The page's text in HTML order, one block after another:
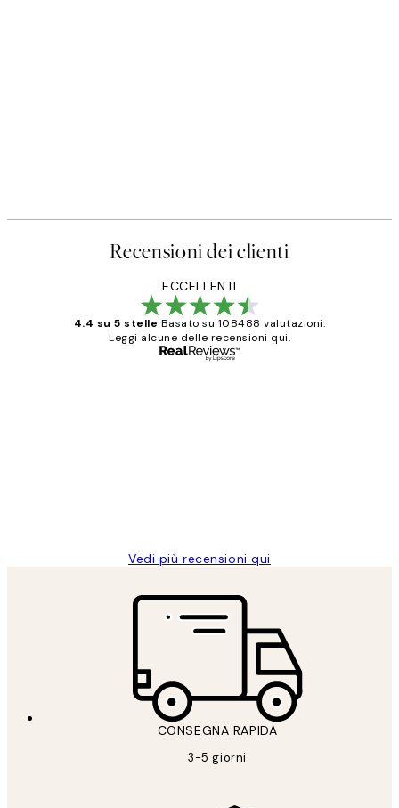
Recensioni dei clienti
ECCELLENTI
4.4 su 5 stelle Basato su 108488 valutazioni.
Leggi alcune delle recensioni qui.
Vedi più recensioni qui
CONSEGNA RAPIDA
3-5 giorni